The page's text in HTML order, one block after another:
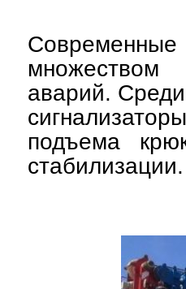
множеством
аварий.
подъема
стабилизации.